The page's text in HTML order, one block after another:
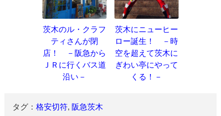
茨木のル・クラフ
ティさんが閉
店！ －阪急から
ＪＲに行くバス道
沿い－
茨木にニューヒー
ロー誕生！ －時
空を超えて茨木に
ぎわい亭にやって
くる！－
タグ：格安切符, 阪急茨木